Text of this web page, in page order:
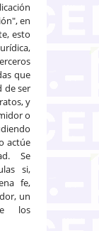
en
esto
que
de ser
y
o
actúe
Se
si,
fe,
un
los